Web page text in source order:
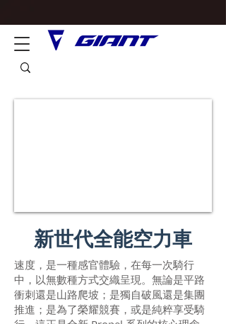
新世代全能空力車
速度，是一種感官體驗，在每一次騎行
中，以無數種方式交織呈現。無論是平路
衝刺還是山路爬坡；是獨自破風還是集團
推進；是為了榮耀競賽，或是純粹享受騎